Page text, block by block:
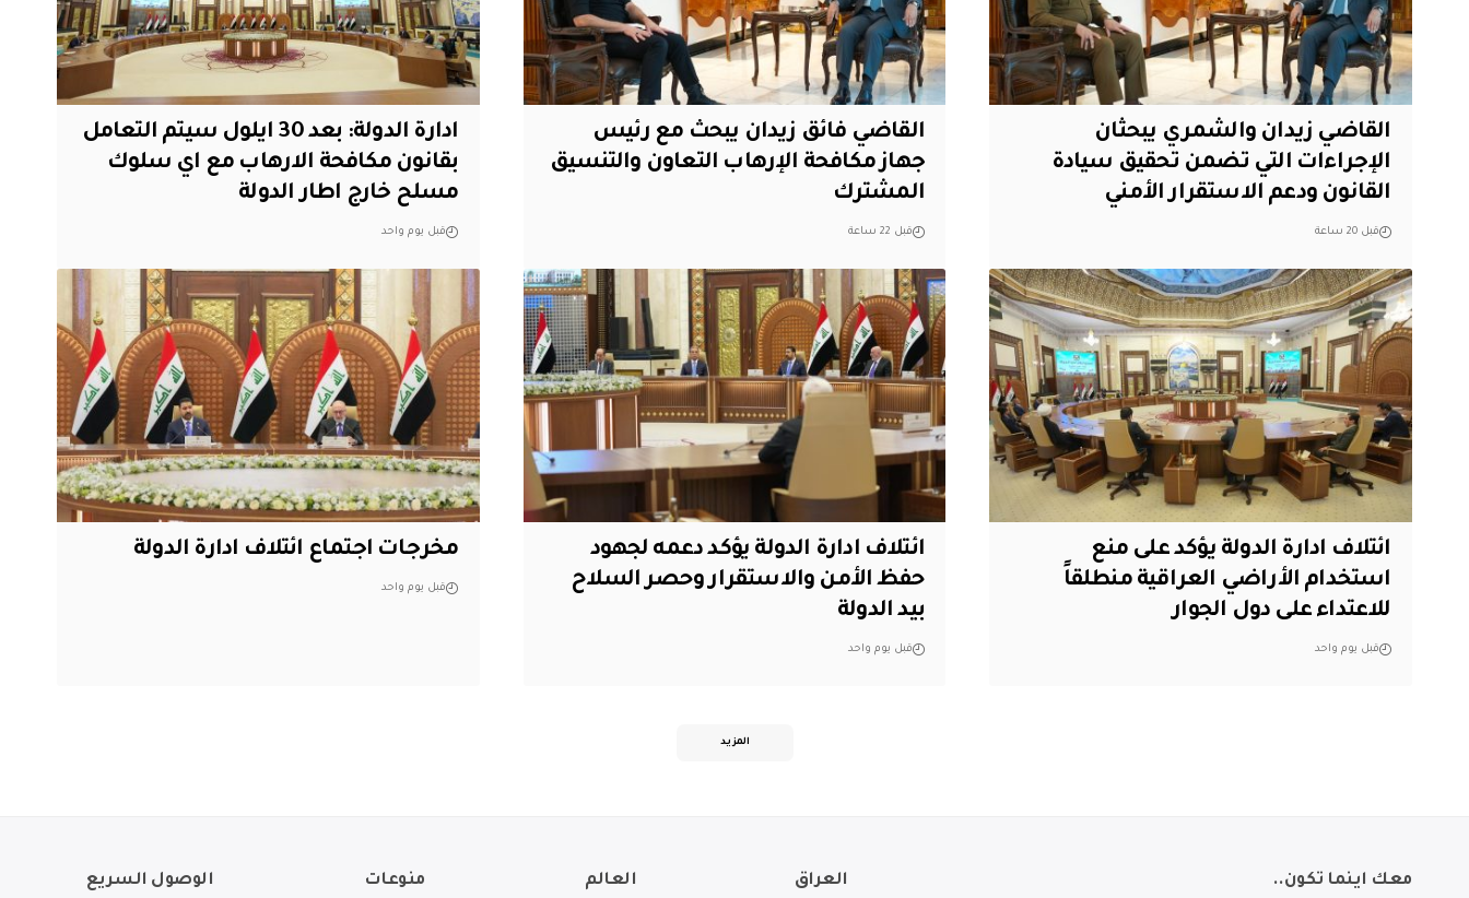
القاضي زيدان والشمري يبحثان
الإجراءات التي تضمن تحقيق سيادة
القانون ودعم الاستقرار الأمني
قبل 20 ساعة
القاضي فائق زيدان يبحث مع رئيس
جهاز مكافحة الإرهاب التعاون والتنسيق
المشترك
قبل 22 ساعة
ادارة الدولة: بعد 30 ايلول سيتم التعامل
بقانون مكافحة الارهاب مع اي سلوك
مسلح خارج اطار الدولة
قبل يوم واحد
ائتلاف ادارة الدولة يؤكد على منع
استخدام الأراضي العراقية منطلقاً
للاعتداء على دول الجوار
قبل يوم واحد
ائتلاف ادارة الدولة يؤكد دعمه لجهود
حفظ الأمن والاستقرار وحصر السلاح
بيد الدولة
قبل يوم واحد
مخرجات اجتماع ائتلاف ادارة الدولة
قبل يوم واحد
المزيد
معك اينما تكون.. العراق العالم منوعات الوصول السريع